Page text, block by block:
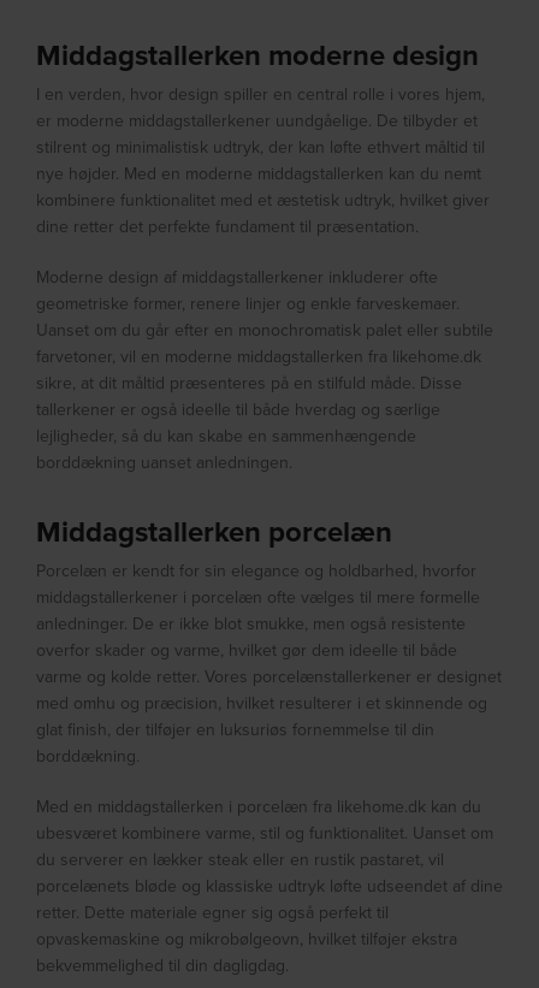
Middagstallerken moderne design
I en verden, hvor design spiller en central rolle i vores hjem,
er moderne middagstallerkener uundgåelige. De tilbyder et
stilrent og minimalistisk udtryk, der kan løfte ethvert måltid til
nye højder. Med en moderne middagstallerken kan du nemt
kombinere funktionalitet med et æstetisk udtryk, hvilket giver
dine retter det perfekte fundament til præsentation.
Moderne design af middagstallerkener inkluderer ofte
geometriske former, renere linjer og enkle farveskemaer.
Uanset om du går efter en monochromatisk palet eller subtile
farvetoner, vil en moderne middagstallerken fra likehome.dk
sikre, at dit måltid præsenteres på en stilfuld måde. Disse
tallerkener er også ideelle til både hverdag og særlige
lejligheder, så du kan skabe en sammenhængende
borddækning uanset anledningen.
Middagstallerken porcelæn
Porcelæn er kendt for sin elegance og holdbarhed, hvorfor
middagstallerkener i porcelæn ofte vælges til mere formelle
anledninger. De er ikke blot smukke, men også resistente
overfor skader og varme, hvilket gør dem ideelle til både
varme og kolde retter. Vores porcelænstallerkener er designet
med omhu og præcision, hvilket resulterer i et skinnende og
glat finish, der tilføjer en luksuriøs fornemmelse til din
borddækning.
Med en middagstallerken i porcelæn fra likehome.dk kan du
ubesværet kombinere varme, stil og funktionalitet. Uanset om
du serverer en lækker steak eller en rustik pastaret, vil
porcelænets bløde og klassiske udtryk løfte udseendet af dine
retter. Dette materiale egner sig også perfekt til
opvaskemaskine og mikrobølgeovn, hvilket tilføjer ekstra
bekvemmelighed til din dagligdag.